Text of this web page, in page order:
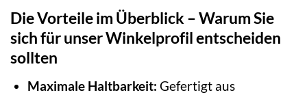
Die Vorteile im Überblick – Warum Sie
sich für unser Winkelprofil entscheiden
sollten
Maximale Haltbarkeit: Gefertigt aus